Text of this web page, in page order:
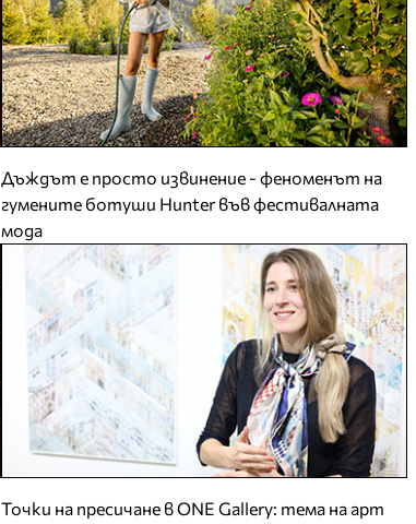
Дъждът е просто извинение - феноменът на
гумените ботуши Hunter във фестивалната
мода
Точки на пресичане в ONE Gallery: тема на арт